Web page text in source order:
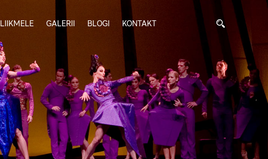
LIIKMELE GALERII BLOGI KONTAKT